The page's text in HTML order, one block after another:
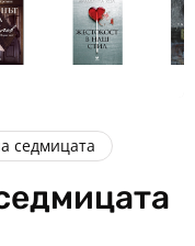
седмицата